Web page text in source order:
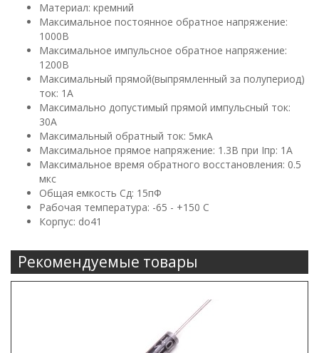
Материал: кремний
Максимальное постоянное обратное напряжение:
1000В
Максимальное импульсное обратное напряжение:
1200В
Максимальный прямой(выпрямленный за полупериод)
ток: 1А
Максимально допустимый прямой импульсный ток:
30А
Максимальный обратный ток: 5мкА
Максимальное прямое напряжение: 1.3В при Iпр: 1А
Максимальное время обратного восстановления: 0.5
мкс
Общая емкость Сд: 15пФ
Рабочая температура: -65 - +150 С
Корпус: do41
Рекомендуемые товары